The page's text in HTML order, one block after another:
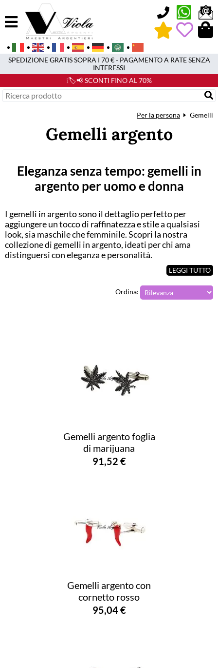
SPEDIZIONE GRATIS SOPRA I 70 € - PAGAMENTO A RATE SENZA
INTERESSI
❕🏷️📢 SCONTI FINO AL 70%
Per la persona Gemelli
Gemelli argento
Eleganza senza tempo: gemelli in
argento per uomo e donna
I gemelli in argento sono il dettaglio perfetto per
aggiungere un tocco di raffinatezza e stile a qualsiasi
look, sia maschile che femminile. Scopri la nostra
collezione di gemelli in argento, ideati per chi ama
distinguersi con eleganza e personalità.
LEGGI TUTTO
Ordina:
Gemelli argento foglia
di marijuana
91,52 €
Gemelli argento con
cornetto rosso
95,04 €